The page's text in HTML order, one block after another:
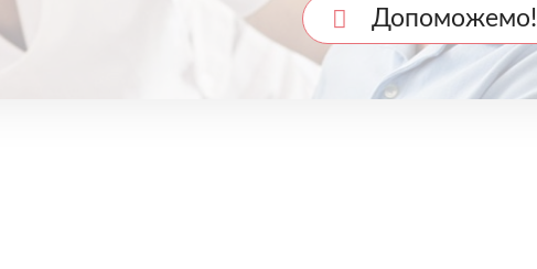
Допоможемо!